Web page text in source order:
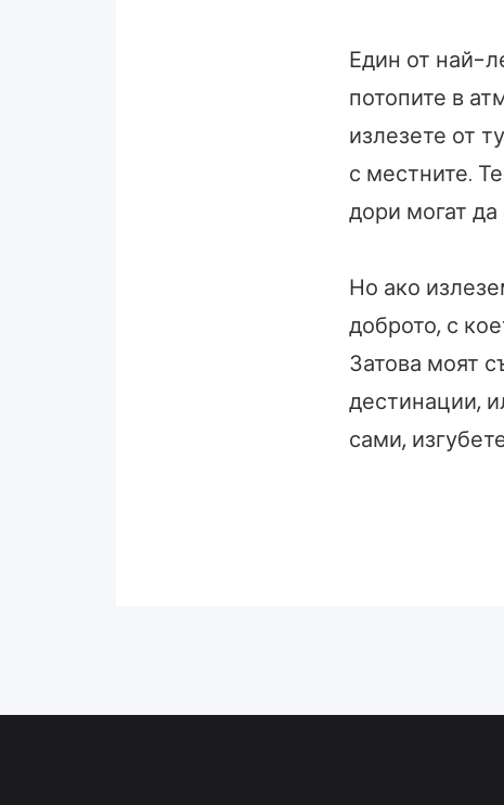
Един от най-
потопите в
излезете от
с местните.
дори могат
Но ако
доброто, с
Затова моят
дестинации,
сами,